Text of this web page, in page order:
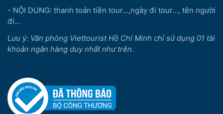
- NỘI DUNG: thanh toán tiền tour...,ngày đi tour..., tên người
đi...
Lưu ý: Văn phòng Viettourist Hồ Chí Minh chỉ sử dụng 01 tài
khoản ngân hàng duy nhất như trên.